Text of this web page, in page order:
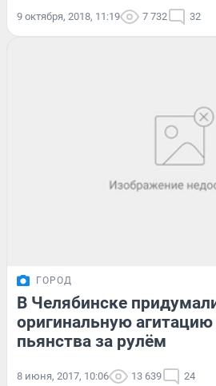
9 октября, 2018, 11:19 7 732 32
ГОРОД
В Челябинске
оригинальную
пьянства за рулём
8 июня, 2017, 10:06 13 639 24